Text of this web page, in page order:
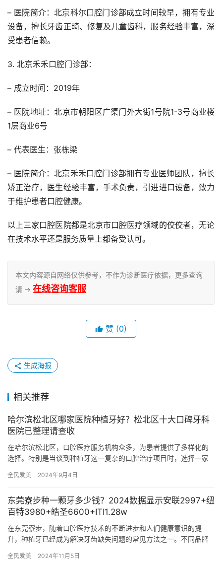
– 医院简介：北京科尔口腔门诊部成立时间较早，拥有专业
设备，擅长牙齿正畸、修复及儿童齿科，服务经验丰富，深
受患者信赖。
3. 北京禾禾口腔门诊部：
– 成立时间：2019年
– 医院地址：北京市朝阳区广渠门外大街1号院1-3号商业楼
1层商业6号
– 代表医生：张栋梁
– 医院简介：北京禾禾口腔门诊部拥有专业医师团队，擅长
矫正治疗，医生经验丰富，手术负责，引进进口设备，致力
于维护患者口腔健康。
以上三家口腔医院都是北京市口腔医疗领域的佼佼者，无论
在技术水平还是服务质量上都备受认可。
本文内容源自网络仅供参考，不作为诊断医疗依据，更多查询
请 → 在线咨询客服
赞 (0)
生成海报
相关推荐
哈尔滨松北区哪家医院种植牙好？松北区十大口碑牙科
医院已整理请查收
在哈尔滨松北区，口腔医疗服务机构众多，为患者提供了多样化的
选择。特别是当谈到种植牙这一复杂的口腔治疗项目时，选择一家
松北区…
全民爱美 2024年9月4日
东莞寮步种一颗牙多少钱？2024数据显示安联2997+纽
百特3980+皓圣6600+ITI1.28w
在东莞寮步，随着口腔医疗技术的不断进步和人们健康意识的提
升，种植牙已经成为解决牙齿缺失问题的常见方法之一。不同品牌
异。本文将…
全民爱美 2024年11月5日